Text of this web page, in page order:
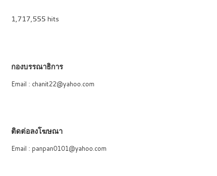
1,717,555 hits
กองบรรณาธิการ
Email : chanit22@yahoo.com
ติดต่อลงโฆษณา
Email : panpan0101@yahoo.com